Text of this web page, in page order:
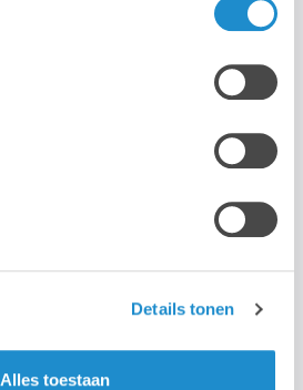
Details tonen
Alles toestaan